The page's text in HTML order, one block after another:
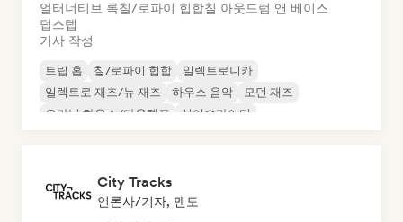
얼터너티브 록칠/로파이 힙합칠 아웃드럼 앤 베이스
덥스텝
기사 작성
트립 홉 칠/로파이 힙합
일렉트로니카
일렉트로 재즈/뉴 재즈
하우스 음악
모던 재즈
오가닉 하우스/다운템포
싱어송라이터
City Tracks
언론사/기자, 멘토